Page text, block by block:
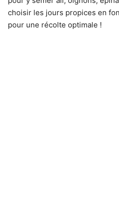
choisir les jours propices en
pour une récolte optimale !